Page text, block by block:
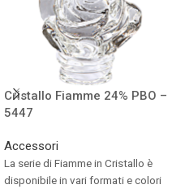
Cristallo Fiamme 24% PBO –
5447
Accessori
La serie di Fiamme in Cristallo è
disponibile in vari formati e colori